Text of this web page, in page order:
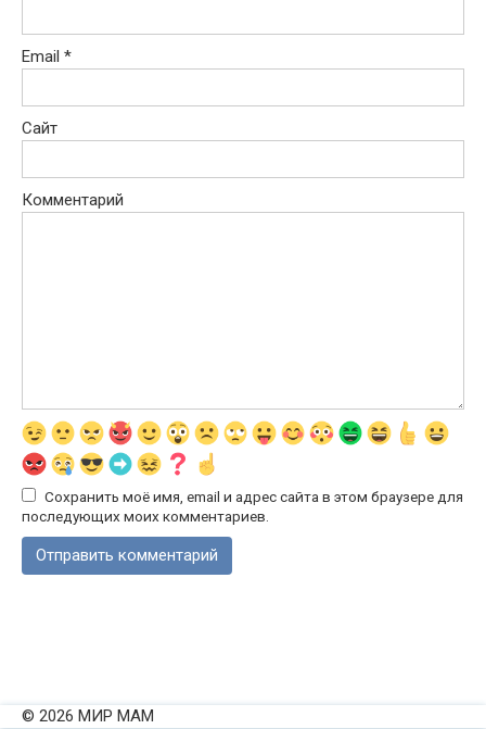
Email *
Сайт
Комментарий
Сохранить моё имя, email и адрес сайта в этом браузере для
последующих моих комментариев.
© 2026 МИР МАМ